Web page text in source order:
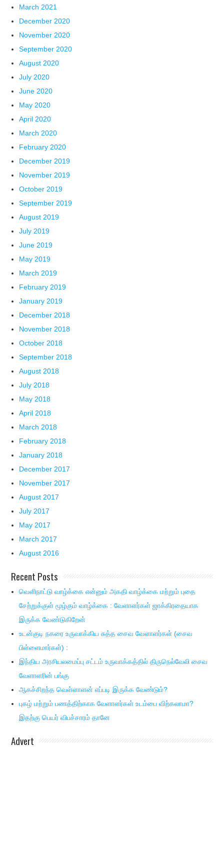
March 2021
December 2020
November 2020
September 2020
August 2020
July 2020
June 2020
May 2020
April 2020
March 2020
February 2020
December 2019
November 2019
October 2019
September 2019
August 2019
July 2019
June 2019
May 2019
March 2019
February 2019
January 2019
December 2018
November 2018
October 2018
September 2018
August 2018
July 2018
May 2018
April 2018
March 2018
February 2018
January 2018
December 2017
November 2017
August 2017
July 2017
May 2017
March 2017
August 2016
Recent Posts
வெளிநாட்டு வாழ்க்கை என்னும் அகதி வாழ்க்கை மற்றும் புதை
சேற்றுக்குள் மூழ்கும் வாழ்க்கை : வேளாளர்கள் ஜாக்கிரதையாக
இருக்க வேண்டுகிறேன்
உடன்குடி நகரை உருவாக்கிய சுத்த சைவ வேளாளர்கள் (சைவ
பிள்ளைமார்கள்) :
இந்திய அரசியலமைப்பு சட்டம் உருவாக்கத்தில் திருநெல்வேலி சைவ
வேளாளரின் பங்கு
ஆகச்சிறந்த வெள்ளாளன் எப்படி இருக்க வேண்டும்?
புகழ் மற்றும் பணத்திற்காக வேளாளர்கள் உடம்பை விற்கலாமா?
இதற்கு பெயர் விபச்சாரம் தானே
Advert